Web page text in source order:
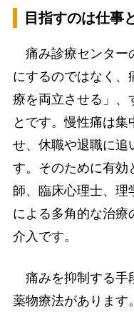
目指すのは仕事
痛み診療センター
にするのではなく、
療を両立させる」、
とです。慢性痛は集
せ、休職や退職に追
す。そのために有効
師、臨床心理士、理
による多角的な治療
介入です。
痛みを抑制する手
薬物療法があります